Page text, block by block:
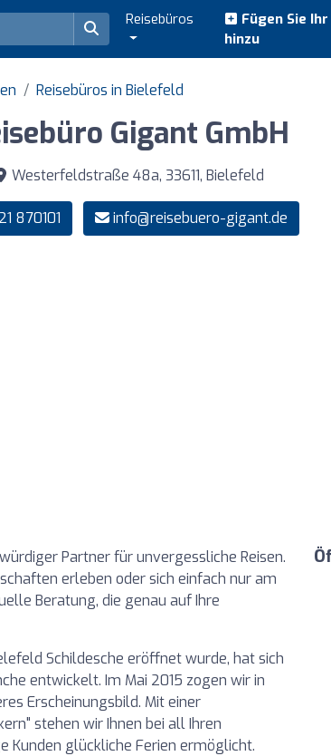
Reisebüros
Fügen Sie
hinzu
Reisebüros in Bielefeld
Gigant GmbH
Westerfeldstraße 48a, 33611, Bielefeld
870101 info@reisebuero-gigant.de
Partner für unvergessliche Reisen.
erleben oder sich einfach nur am
Beratung, die genau auf Ihre
Schildesche eröffnet wurde, hat sich
entwickelt. Im Mai 2015 zogen wir in
Erscheinungsbild. Mit einer
stehen wir Ihnen bei all Ihren
Kunden glückliche Ferien ermöglicht.